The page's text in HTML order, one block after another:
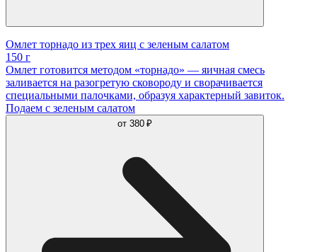
Омлет торнадо из трех яиц с зеленым салатом
150 г
Омлет готовится методом «торнадо» — яичная смесь
заливается на разогретую сковороду и сворачивается
специальными палочками, образуя характерный завиток.
Подаем с зеленым салатом
от 380 ₽